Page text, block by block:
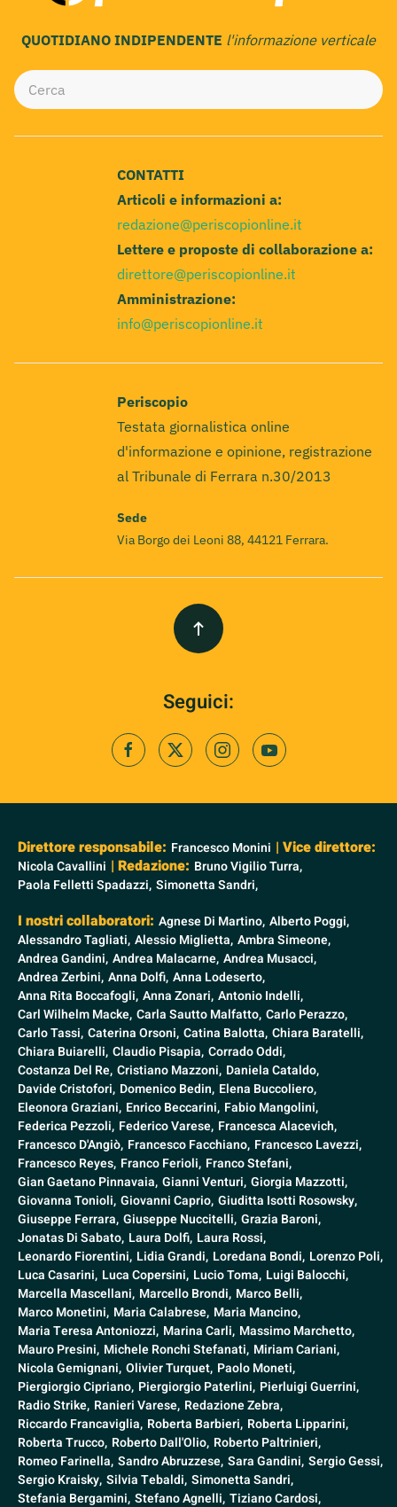
QUOTIDIANO INDIPENDENTE l'informazione verticale
CONTATTI
Articoli e informazioni a:
redazione@periscopionline.it
Lettere e proposte di collaborazione a:
direttore@periscopionline.it
Amministrazione:
info@periscopionline.it
Periscopio
Testata giornalistica online
d'informazione e opinione, registrazione
al Tribunale di Ferrara n.30/2013
Sede
Via Borgo dei Leoni 88, 44121 Ferrara.
Seguici:
Direttore responsabile: Francesco Monini | Vice direttore:
Nicola Cavallini | Redazione: Bruno Vigilio Turra,
Paola Felletti Spadazzi, Simonetta Sandri,
I nostri collaboratori: Agnese Di Martino, Alberto Poggi,
Alessandro Tagliati, Alessio Miglietta, Ambra Simeone,
Andrea Gandini, Andrea Malacarne, Andrea Musacci,
Andrea Zerbini, Anna Dolfi, Anna Lodeserto,
Anna Rita Boccafogli, Anna Zonari, Antonio Indelli,
Carl Wilhelm Macke, Carla Sautto Malfatto, Carlo Perazzo,
Carlo Tassi, Caterina Orsoni, Catina Balotta, Chiara Baratelli,
Chiara Buiarelli, Claudio Pisapia, Corrado Oddi,
Costanza Del Re, Cristiano Mazzoni, Daniela Cataldo,
Davide Cristofori, Domenico Bedin, Elena Buccoliero,
Eleonora Graziani, Enrico Beccarini, Fabio Mangolini,
Federica Pezzoli, Federico Varese, Francesca Alacevich,
Francesco D'Angiò, Francesco Facchiano, Francesco Lavezzi,
Francesco Reyes, Franco Ferioli, Franco Stefani,
Gian Gaetano Pinnavaia, Gianni Venturi, Giorgia Mazzotti,
Giovanna Tonioli, Giovanni Caprio, Giuditta Isotti Rosowsky,
Giuseppe Ferrara, Giuseppe Nuccitelli, Grazia Baroni,
Jonatas Di Sabato, Laura Dolfi, Laura Rossi,
Leonardo Fiorentini, Lidia Grandi, Loredana Bondi, Lorenzo Poli,
Luca Casarini, Luca Copersini, Lucio Toma, Luigi Balocchi,
Marcella Mascellani, Marcello Brondi, Marco Belli,
Marco Monetini, Maria Calabrese, Maria Mancino,
Maria Teresa Antoniozzi, Marina Carli, Massimo Marchetto,
Mauro Presini, Michele Ronchi Stefanati, Miriam Cariani,
Nicola Gemignani, Olivier Turquet, Paolo Moneti,
Piergiorgio Cipriano, Piergiorgio Paterlini, Pierluigi Guerrini,
Radio Strike, Ranieri Varese, Redazione Zebra,
Riccardo Francaviglia, Roberta Barbieri, Roberta Lipparini,
Roberta Trucco, Roberto Dall'Olio, Roberto Paltrinieri,
Romeo Farinella, Sandro Abruzzese, Sara Gandini, Sergio Gessi,
Sergio Kraisky, Silvia Tebaldi, Simonetta Sandri,
Stefania Bergamini, Stefano Agnelli, Tiziano Cardosi,